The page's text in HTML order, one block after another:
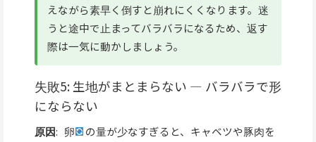
えながら素早く倒すと崩れにくくなります。迷
うと途中で止まってバラバラになるため、返す
際は一気に動かしましょう。
失敗5: 生地がまとまらない — バラバラで形
にならない
原因: 卵
の量が少なすぎると、キャベツや豚肉を